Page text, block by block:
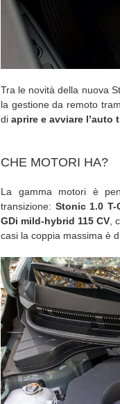
Tra le novità della nuova
la gestione da remoto
di aprire e avviare l’auto
CHE MOTORI HA?
La gamma motori è
transizione: Stonic 1.0 T-
GDi mild-hybrid 115 CV,
casi la coppia massima è